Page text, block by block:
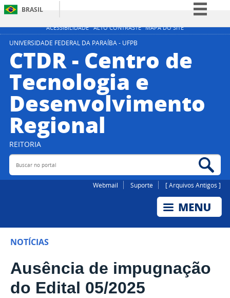
ACESSIBILIDADE ALTO CONTRASTE MAPA DO SITE
BRASIL
Simplifique!
Participe
Legislação
Canais
UNIVERSIDADE FEDERAL DA PARAÍBA - UFPB
CTDR - Centro de
Tecnologia e
Desenvolvimento
Regional
REITORIA
Buscar no portal
Webmail Suporte [ Arquivos Antigos ]
NOTÍCIAS
Ausência de impugnação
do Edital 05/2025